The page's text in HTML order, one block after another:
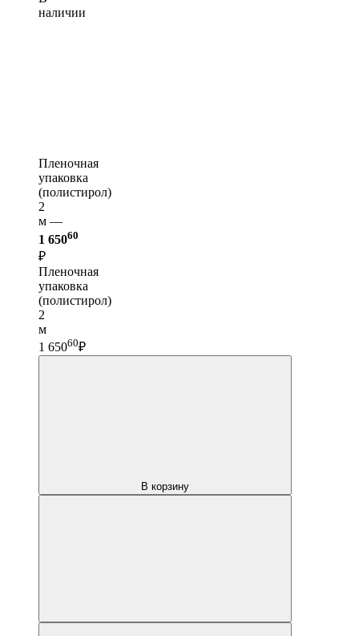
наличии
Пленочная
упаковка
(полистирол)
2
м —
1 65060
₽
Пленочная
упаковка
(полистирол)
2
м
1 65060₽
В корзину